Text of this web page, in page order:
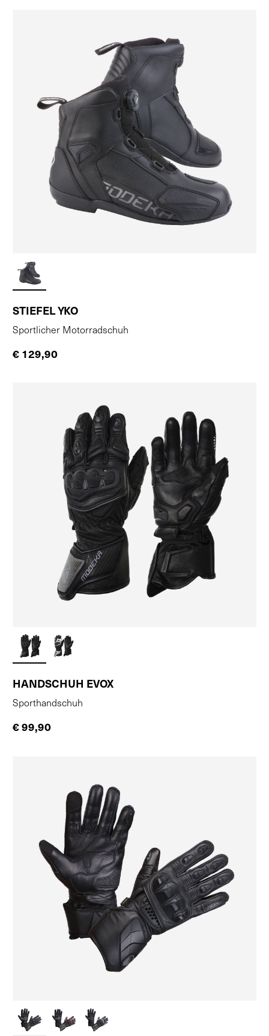
STIEFEL YKO
Sportlicher Motorradschuh
€ 129,90
HANDSCHUH EVOX
Sporthandschuh
€ 99,90